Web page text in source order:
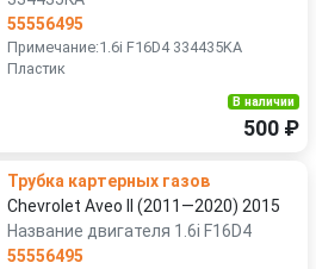
55556495
Примечание:1.6i F16D4 334435KA
Пластик
В наличии
500 ₽
Трубка картерных газов
Chevrolet Aveo II (2011—2020) 2015
Название двигателя 1.6i F16D4
55556495